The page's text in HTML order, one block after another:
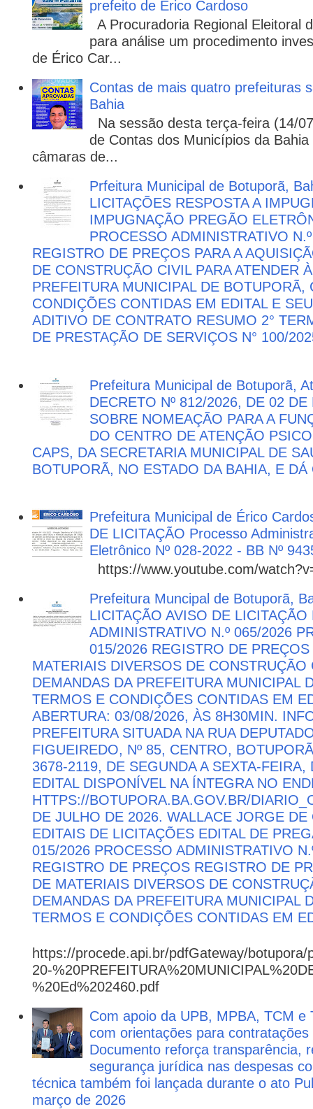
prefeito de Érico Cardoso
A Procuradoria Regional Eleitoral
para análise um procedimento
de Érico Car...
Contas de mais quatro prefeituras
Bahia
Na sessão desta terça-feira (14/
de Contas dos Municípios da
câmaras de...
Prfeitura Municipal de Botuporã,
LICITAÇÕES RESPOSTA A
IMPUGNAÇÃO PREGÃO
PROCESSO ADMINISTRATIVO
REGISTRO DE PREÇOS PARA A
DE CONSTRUÇÃO CIVIL PARA ATENDER
PREFEITURA MUNICIPAL DE
CONDIÇÕES CONTIDAS EM EDITAL E
ADITIVO DE CONTRATO RESUMO 2°
DE PRESTAÇÃO DE SERVIÇOS N° 100/
Prefeitura Municipal de Botuporã,
DECRETO Nº 812/2026, DE 02
SOBRE NOMEAÇÃO PARA A
DO CENTRO DE ATENÇÃO
CAPS, DA SECRETARIA MUNICIPAL DE
BOTUPORÃ, NO ESTADO DA BAHIA, E
Prefeitura Municipal de Érico
DE LICITAÇÃO Processo
Eletrônico Nº 028-2022 - BB Nº
https://www.youtube.com/
Prefeitura Muncipal de Botuporã,
LICITAÇÃO AVISO DE LICITAÇÃO
ADMINISTRATIVO N.º 065/2026
015/2026 REGISTRO DE
MATERIAIS DIVERSOS DE CONSTRUÇÃO
DEMANDAS DA PREFEITURA MUNICIPAL
TERMOS E CONDIÇÕES CONTIDAS EM
ABERTURA: 03/08/2026, ÀS 8H30MIN.
PREFEITURA SITUADA NA RUA
FIGUEIREDO, Nº 85, CENTRO,
3678-2119, DE SEGUNDA A SEXTA-
EDITAL DISPONÍVEL NA ÍNTEGRA NO
HTTPS://BOTUPORA.BA.GOV.BR/
DE JULHO DE 2026. WALLACE JORGE
EDITAIS DE LICITAÇÕES EDITAL DE
015/2026 PROCESSO ADMINISTRATIVO
REGISTRO DE PREÇOS REGISTRO DE
DE MATERIAIS DIVERSOS DE
DEMANDAS DA PREFEITURA MUNICIPAL
TERMOS E CONDIÇÕES CONTIDAS EM
https://procede.api.br/pdfGateway/
20-
%20Ed%202460.pdf
Com apoio da UPB, MPBA, TCM
com orientações para
Documento reforça transparência,
segurança jurídica nas despesas
técnica também foi lançada durante o ato
março de 2026